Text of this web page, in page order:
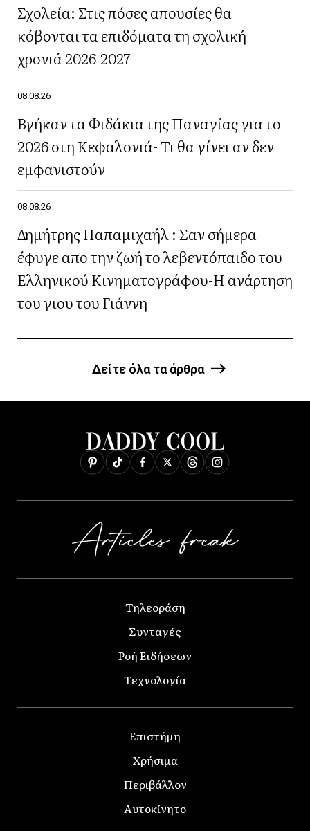
Σχολεία: Στις πόσες απουσίες θα
κόβονται τα επιδόματα τη σχολική
χρονιά 2026-2027
08.08.26
Βγήκαν τα Φιδάκια της Παναγίας για το
2026 στη Κεφαλονιά- Τι θα γίνει αν δεν
εμφανιστούν
08.08.26
Δημήτρης Παπαμιχαήλ : Σαν σήμερα
έφυγε απο την ζωή το λεβεντόπαιδο του
Ελληνικού Κινηματογράφου-Η ανάρτηση
του γιου του Γιάννη
Δείτε όλα τα άρθρα
Τηλεοράση
Συνταγές
Ροή Ειδήσεων
Τεχνολογία
Επιστήμη
Χρήσιμα
Περιβάλλον
Αυτοκίνητο